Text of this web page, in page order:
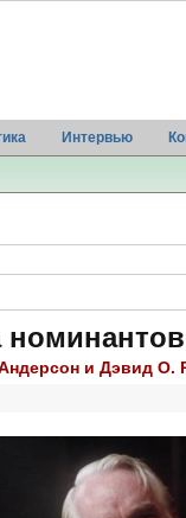
Интервью
номинантов
и Дэвид О.